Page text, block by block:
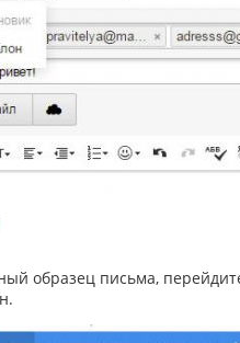
образец письма,